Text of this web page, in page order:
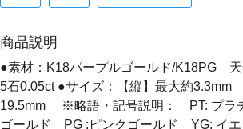
商品説明
●素材：K18パープルゴールド/K18PG 天
5石0.05ct ●サイズ：【縦】最大約3.3mm
19.5mm ※略語・記号説明： PT: プラ
ゴールド PG :ピンクゴールド YG: イエ